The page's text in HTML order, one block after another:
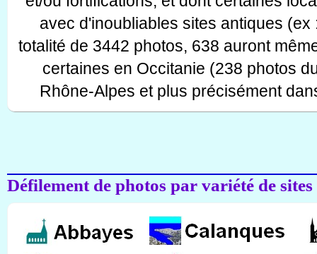
avec d'inoubliables sites antiques
totalité de 3442 photos, 638 auront
certaines en Occitanie (238 photos
Rhône-Alpes et plus précisément
Défilement de photos par variété de